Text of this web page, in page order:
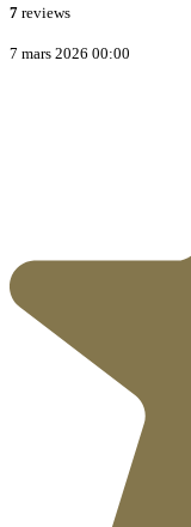
7 reviews
7 mars 2026 00:00